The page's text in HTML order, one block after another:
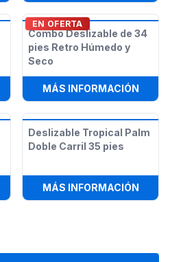
SUPER DESLIZABLE
EN OFERTA
Combo Deslizable de 34
pies Retro Húmedo y
Seco
MÁS INFORMACIÓN:
TEXAS WILD WAVE DESLIZABLE
Deslizable Tropical Palm
Doble Carril 35 pies
MÁS INFORMACIÓN: